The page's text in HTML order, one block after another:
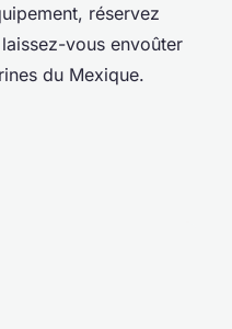
réservez
vous envoûter
du Mexique.